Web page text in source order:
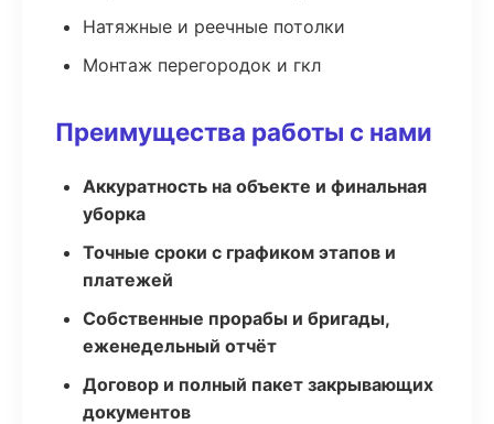
Натяжные и реечные потолки
Монтаж перегородок и гкл
Преимущества работы с нами
Аккуратность на объекте и финальная
уборка
Точные сроки с графиком этапов и
платежей
Собственные прорабы и бригады,
еженедельный отчёт
Договор и полный пакет закрывающих
документов